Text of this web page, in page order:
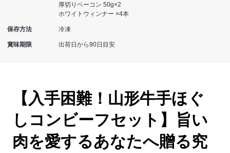
厚切りベーコン 50g×2
ホワイトウィンナー ×4本
保存方法 冷凍
賞味期限 出荷日から90日目安
【入手困難！山形牛手ほぐ
しコンビーフセット】旨い
肉を愛するあなたへ贈る究